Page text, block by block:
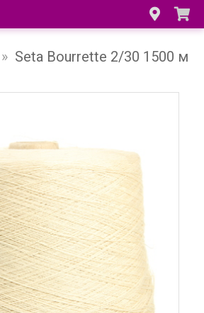
» Seta Bourrette 2/30 1500 м